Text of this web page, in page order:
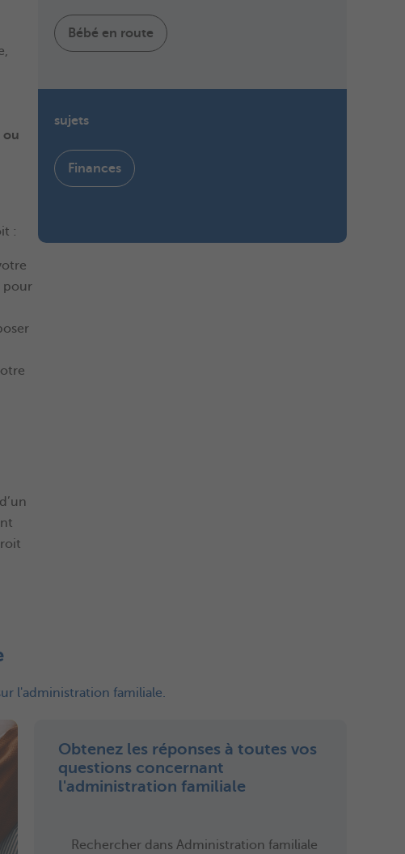
ou
:
pour
Bébé en route
sujets
Finances
l'administration familiale.
Obtenez les réponses à toutes vos
questions concernant
l'administration familiale
Rechercher dans Administration familiale